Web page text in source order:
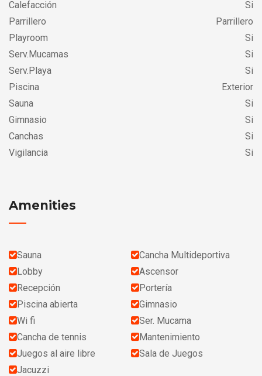
Calefacción
Si
Parrillero
Parrillero
Playroom
Si
Serv.Mucamas
Si
Serv.Playa
Si
Piscina
Exterior
Sauna
Si
Gimnasio
Si
Canchas
Si
Vigilancia
Si
Amenities
Sauna
Cancha Multideportiva
Lobby
Ascensor
Recepción
Portería
Piscina abierta
Gimnasio
Wi fi
Ser. Mucama
Cancha de tennis
Mantenimiento
Juegos al aire libre
Sala de Juegos
Jacuzzi